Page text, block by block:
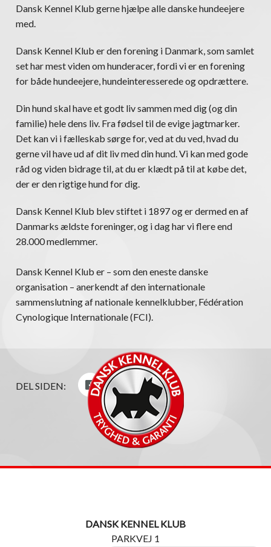
Dansk Kennel Klub gerne hjælpe alle danske hundeejere
med.
Dansk Kennel Klub er den forening i Danmark, som samlet
set har mest viden om hunderacer, fordi vi er en forening
for både hundeejere, hundeinteresserede og opdrættere.
Din hund skal have et godt liv sammen med dig (og din
familie) hele dens liv. Fra fødsel til de evige jagtmarker.
Det kan vi i fælleskab sørge for, ved at du ved, hvad du
gerne vil have ud af dit liv med din hund. Vi kan med gode
råd og viden bidrage til, at du er klædt på til at købe det,
der er den rigtige hund for dig.
Dansk Kennel Klub blev stiftet i 1897 og er dermed en af
Danmarks ældste foreninger, og i dag har vi flere end
28.000 medlemmer.
Dansk Kennel Klub er – som den eneste danske
organisation – anerkendt af den internationale
sammenslutning af nationale kennelklubber, Fédération
Cynologique Internationale (FCI).
DEL SIDEN:
DANSK KENNEL KLUB
PARKVEJ 1